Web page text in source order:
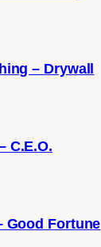
– Drywall
C.E.O.
Good Fortune